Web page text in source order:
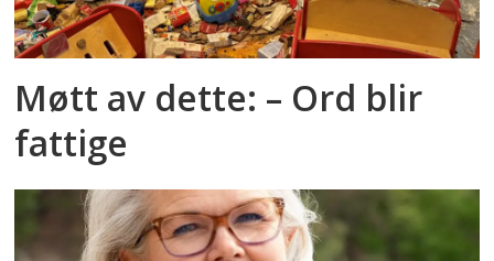
Møtt av dette: – Ord blir
fattige